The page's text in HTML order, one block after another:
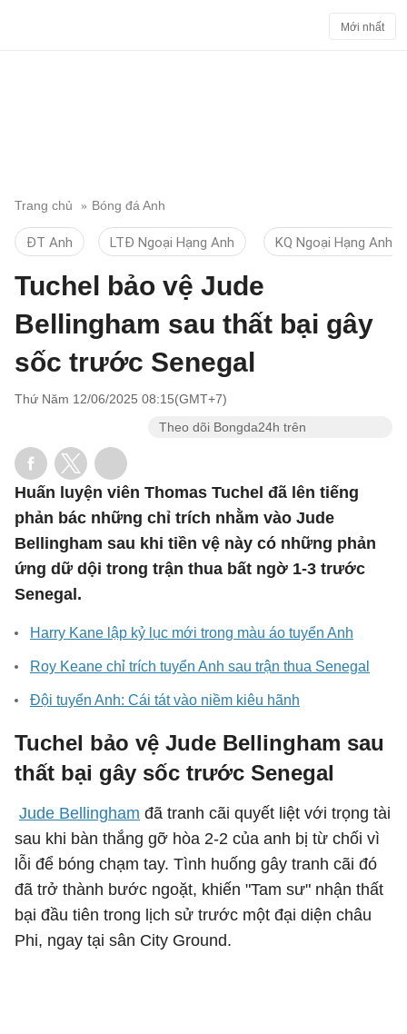
Mới nhất
Trang chủ Bóng đá Anh
ĐT Anh LTĐ Ngoại Hạng Anh KQ Ngoại Hạng Anh
Tuchel bảo vệ Jude
Bellingham sau thất bại gây
sốc trước Senegal
Thứ Năm 12/06/2025 08:15(GMT+7)
Theo dõi Bongda24h trên
Huấn luyện viên Thomas Tuchel đã lên tiếng
phản bác những chỉ trích nhằm vào Jude
Bellingham sau khi tiền vệ này có những phản
ứng dữ dội trong trận thua bất ngờ 1-3 trước
Senegal.
Harry Kane lập kỷ lục mới trong màu áo tuyển Anh
Roy Keane chỉ trích tuyển Anh sau trận thua Senegal
Đội tuyển Anh: Cái tát vào niềm kiêu hãnh
Tuchel bảo vệ Jude Bellingham sau
thất bại gây sốc trước Senegal
Jude Bellingham đã tranh cãi quyết liệt với trọng tài
sau khi bàn thắng gỡ hòa 2-2 của anh bị từ chối vì
lỗi để bóng chạm tay. Tình huống gây tranh cãi đó
đã trở thành bước ngoặt, khiến "Tam sư" nhận thất
bại đầu tiên trong lịch sử trước một đại diện châu
Phi, ngay tại sân City Ground.